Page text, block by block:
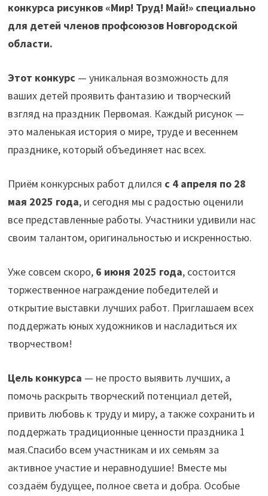
конкурса рисунков «Мир! Труд! Май!» специально
для детей членов профсоюзов Новгородской
области.
Этот конкурс — уникальная возможность для
ваших детей проявить фантазию и творческий
взгляд на праздник Первомая. Каждый рисунок —
это маленькая история о мире, труде и весеннем
празднике, который объединяет нас всех.
Приём конкурсных работ длился с 4 апреля по 28
мая 2025 года, и сегодня мы с радостью оценили
все представленные работы. Участники удивили нас
своим талантом, оригинальностью и искренностью.
Уже совсем скоро, 6 июня 2025 года, состоится
торжественное награждение победителей и
открытие выставки лучших работ. Приглашаем всех
поддержать юных художников и насладиться их
творчеством!
Цель конкурса — не просто выявить лучших, а
помочь раскрыть творческий потенциал детей,
привить любовь к труду и миру, а также сохранить и
поддержать традиционные ценности праздника 1
мая.Спасибо всем участникам и их семьям за
активное участие и неравнодушие! Вместе мы
создаём будущее, полное света и добра. Особые